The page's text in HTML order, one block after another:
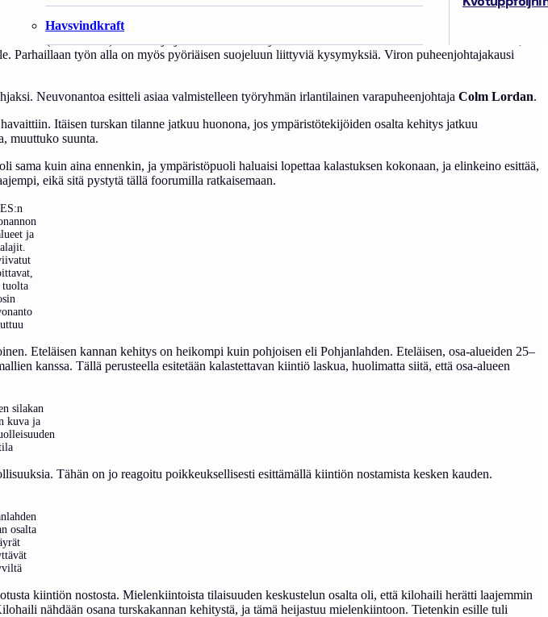
Havsvindkraft
jäsentä ja tarkkailijaa.
(
työn alla on myös pyöriäisen suojeluun liittyviä kysymyksiä. Viron puheenjohtajakausi
Neuvonantoa esitteli asiaa valmistelleen työryhmän irlantilainen varapuheenjohtaja Colm Lordan.
Itäisen turskan tilanne jatkuu huonona, jos ympäristötekijöiden osalta kehitys jatkuu
muuttuko suunta.
kuin aina ennenkin, ja ympäristöpuoli haluaisi lopettaa kalastuksen kokonaan, ja elinkeino esittää,
eikä sitä pystytä tällä foorumilla ratkaisemaan.
ja
tuolta
Eteläisen kannan kehitys on heikompi kuin pohjoisen eli Pohjanlahden. Eteläisen, osa-alueiden 25–
kanssa. Tällä perusteella esitetään kalastettavan kiintiö laskua, huolimatta siitä, että osa-alueen
silakan
kuva ja
Tähän on jo reagoitu poikkeuksellisesti esittämällä kiintiön nostamista kesken kauden.
osalta
kiintiön nostosta. Mielenkiintoista tilaisuuden keskustelun osalta oli, että kilohaili herätti laajemmin
nähdään osana turskakannan kehitystä, ja tämä heijastuu mielenkiintoon. Tietenkin esille tuli